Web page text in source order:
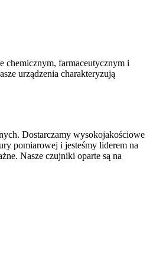
chemicznym, farmaceutycznym i
urządzenia charakteryzują
Dostarczamy wysokojakościowe
pomiarowej i jesteśmy liderem na
Nasze czujniki oparte są na